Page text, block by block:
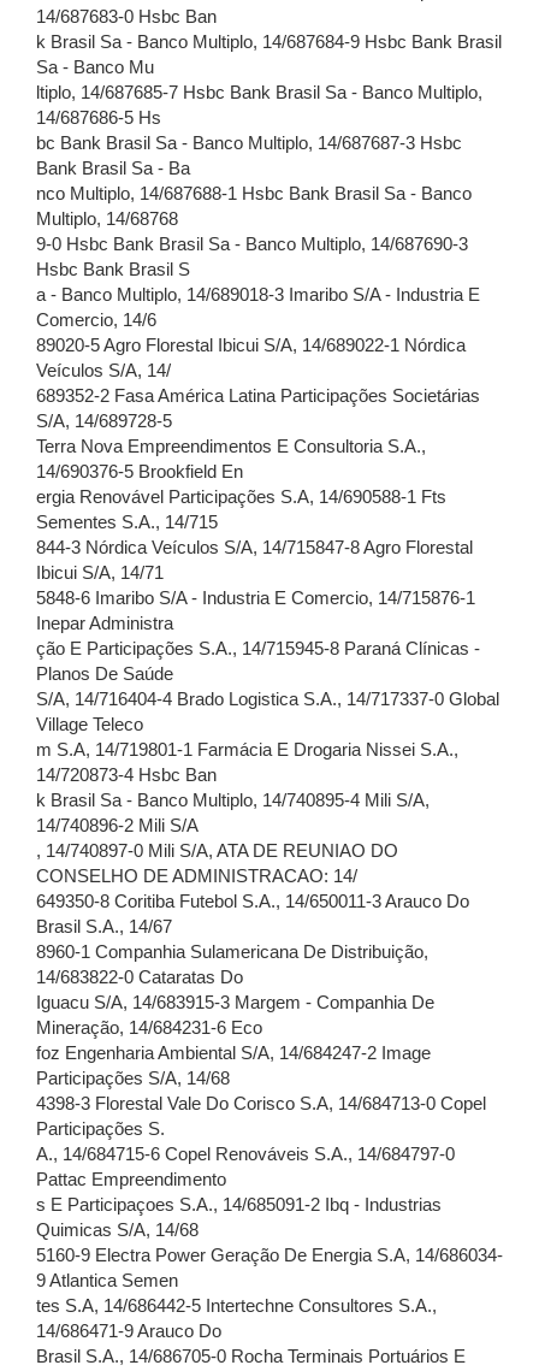
14/687683-0 Hsbc Ban
k Brasil Sa - Banco Multiplo, 14/687684-9 Hsbc Bank Brasil
Sa - Banco Mu
ltiplo, 14/687685-7 Hsbc Bank Brasil Sa - Banco Multiplo,
14/687686-5 Hs
bc Bank Brasil Sa - Banco Multiplo, 14/687687-3 Hsbc
Bank Brasil Sa - Ba
nco Multiplo, 14/687688-1 Hsbc Bank Brasil Sa - Banco
Multiplo, 14/68768
9-0 Hsbc Bank Brasil Sa - Banco Multiplo, 14/687690-3
Hsbc Bank Brasil S
a - Banco Multiplo, 14/689018-3 Imaribo S/A - Industria E
Comercio, 14/6
89020-5 Agro Florestal Ibicui S/A, 14/689022-1 Nórdica
Veículos S/A, 14/
689352-2 Fasa América Latina Participações Societárias
S/A, 14/689728-5
Terra Nova Empreendimentos E Consultoria S.A.,
14/690376-5 Brookfield En
ergia Renovável Participações S.A, 14/690588-1 Fts
Sementes S.A., 14/715
844-3 Nórdica Veículos S/A, 14/715847-8 Agro Florestal
Ibicui S/A, 14/71
5848-6 Imaribo S/A - Industria E Comercio, 14/715876-1
Inepar Administra
ção E Participações S.A., 14/715945-8 Paraná Clínicas -
Planos De Saúde
S/A, 14/716404-4 Brado Logistica S.A., 14/717337-0 Global
Village Teleco
m S.A, 14/719801-1 Farmácia E Drogaria Nissei S.A.,
14/720873-4 Hsbc Ban
k Brasil Sa - Banco Multiplo, 14/740895-4 Mili S/A,
14/740896-2 Mili S/A
, 14/740897-0 Mili S/A, ATA DE REUNIAO DO
CONSELHO DE ADMINISTRACAO: 14/
649350-8 Coritiba Futebol S.A., 14/650011-3 Arauco Do
Brasil S.A., 14/67
8960-1 Companhia Sulamericana De Distribuição,
14/683822-0 Cataratas Do
Iguacu S/A, 14/683915-3 Margem - Companhia De
Mineração, 14/684231-6 Eco
foz Engenharia Ambiental S/A, 14/684247-2 Image
Participações S/A, 14/68
4398-3 Florestal Vale Do Corisco S.A, 14/684713-0 Copel
Participações S.
A., 14/684715-6 Copel Renováveis S.A., 14/684797-0
Pattac Empreendimento
s E Participaçoes S.A., 14/685091-2 Ibq - Industrias
Quimicas S/A, 14/68
5160-9 Electra Power Geração De Energia S.A, 14/686034-
9 Atlantica Semen
tes S.A, 14/686442-5 Intertechne Consultores S.A.,
14/686471-9 Arauco Do
Brasil S.A., 14/686705-0 Rocha Terminais Portuários E